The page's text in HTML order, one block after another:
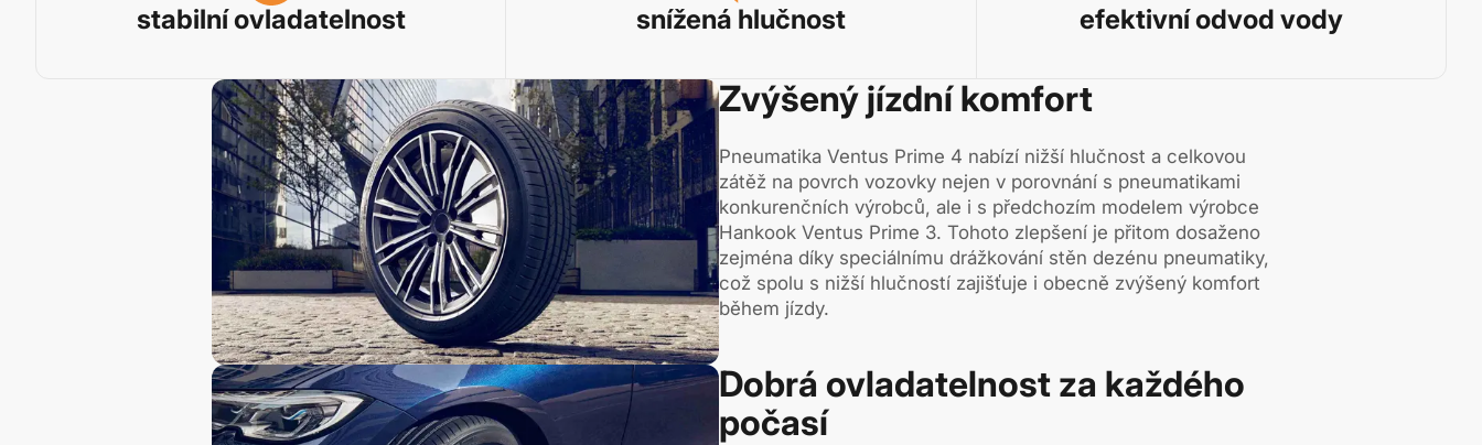
stabilní ovladatelnost snížená hlučnost efektivní odvod vody
Zvýšený jízdní komfort
Pneumatika Ventus Prime 4 nabízí nižší hlučnost a celkovou
zátěž na povrch vozovky nejen v porovnání s pneumatikami
konkurenčních výrobců, ale i s předchozím modelem výrobce
Hankook Ventus Prime 3. Tohoto zlepšení je přitom dosaženo
zejména díky speciálnímu drážkování stěn dezénu pneumatiky,
což spolu s nižší hlučností zajišťuje i obecně zvýšený komfort
během jízdy.
Dobrá ovladatelnost za každého
počasí